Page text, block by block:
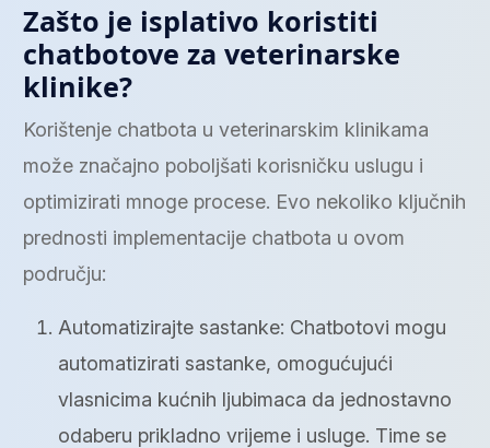
Zašto je isplativo koristiti
chatbotove za veterinarske
klinike?
Korištenje chatbota u veterinarskim klinikama
može značajno poboljšati korisničku uslugu i
optimizirati mnoge procese. Evo nekoliko ključnih
prednosti implementacije chatbota u ovom
području:
Automatizirajte sastanke: Chatbotovi mogu
automatizirati sastanke, omogućujući
vlasnicima kućnih ljubimaca da jednostavno
odaberu prikladno vrijeme i usluge. Time se